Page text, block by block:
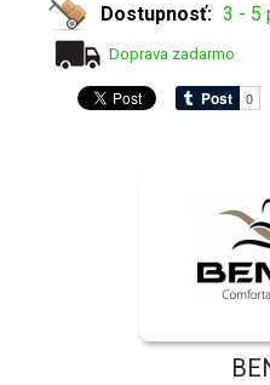
Dostupnosť: 3 - 5
Doprava zadarmo